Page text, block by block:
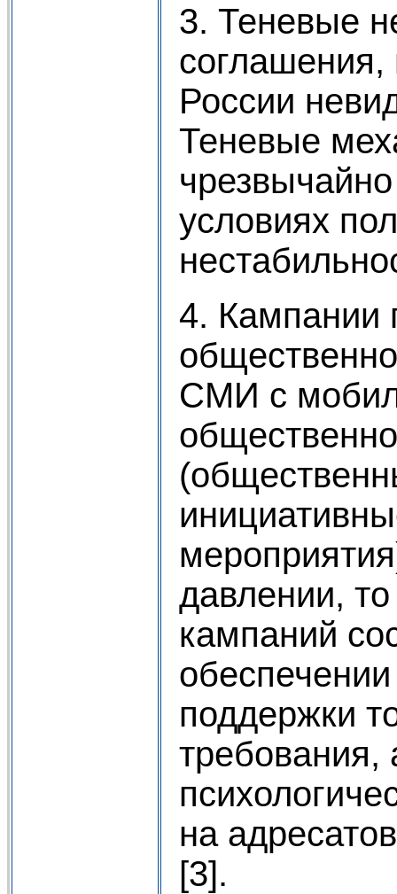
3. Теневые
России
Теневые
условиях
4. Кампании
СМИ с
давлении,
кампаний
поддержки
требования,
на
[3].